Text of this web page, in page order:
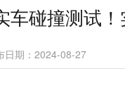
车碰撞测试
日期：2024-08-27